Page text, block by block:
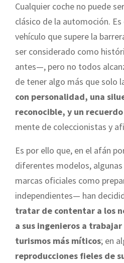
Cualquier coche no puede
clásico de la automoción.
vehículo que supere la
ser considerado como
antes—, pero no todos
de tener algo más que solo
con personalidad, una
reconocible, y un
mente de coleccionistas y
Es por ello que, en el afán
diferentes modelos,
marcas oficiales como
independientes— han
tratar de contentar a los
a sus ingenieros a
turismos más míticos; en
reproducciones fieles de